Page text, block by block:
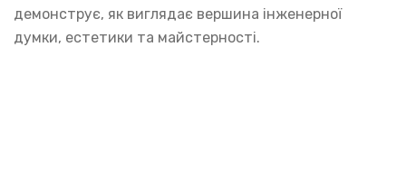
демонструє, як виглядає вершина інженерної
думки, естетики та майстерності.